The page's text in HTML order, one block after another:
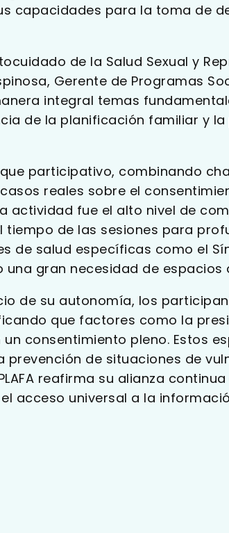
capacidades para la toma de
de la Salud Sexual y
Gerente de Programas
integral temas
de la planificación familiar y
participativo, combinando
reales sobre el
actividad fue el alto nivel de
de las sesiones para
de salud específicas como el
gran necesidad de
de su autonomía, los
que factores como la
consentimiento pleno. Estos
de situaciones de
reafirma su alianza
acceso universal a la